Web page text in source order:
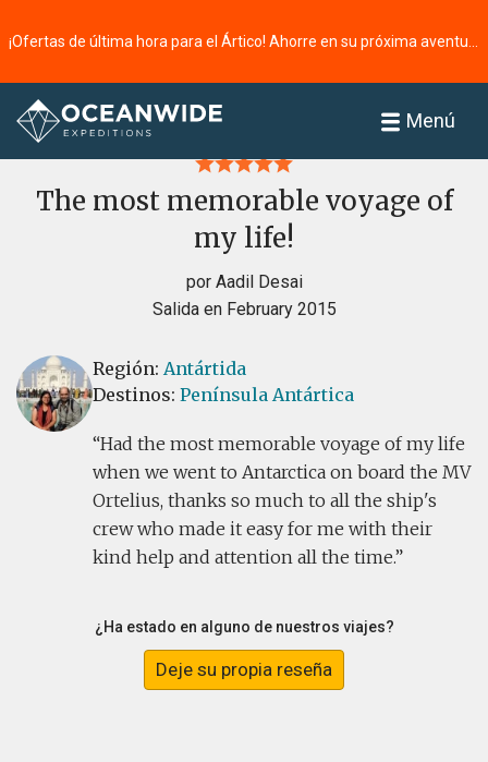
Menú
Página principal
The most memorable voyage of
my life!
por Aadil Desai
Salida en February 2015
Región: Antártida
Destinos: Península Antártica
Had the most memorable voyage of my life
when we went to Antarctica on board the MV
Ortelius, thanks so much to all the ship's
crew who made it easy for me with their
kind help and attention all the time.
¿Ha estado en alguno de nuestros viajes?
Deje su propia reseña